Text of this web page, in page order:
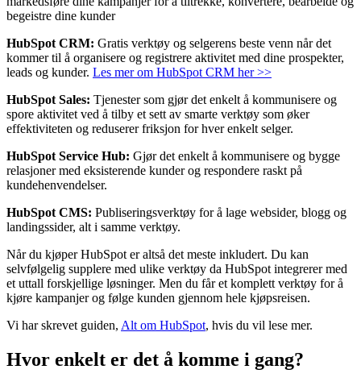
begeistre dine kunder
HubSpot CRM: Gratis verktøy og selgerens beste venn når det
kommer til å organisere og registrere aktivitet med dine prospekter,
leads og kunder. Les mer om HubSpot CRM her >>
HubSpot Sales: Tjenester som gjør det enkelt å kommunisere og
spore aktivitet ved å tilby et sett av smarte verktøy som øker
effektiviteten og reduserer friksjon for hver enkelt selger.
HubSpot Service Hub: Gjør det enkelt å kommunisere og bygge
relasjoner med eksisterende kunder og respondere raskt på
kundehenvendelser.
HubSpot CMS: Publiseringsverktøy for å lage websider, blogg og
landingssider, alt i samme verktøy.
Når du kjøper HubSpot er altså det meste inkludert. Du kan
selvfølgelig supplere med ulike verktøy da HubSpot integrerer med
et uttall forskjellige løsninger. Men du får et komplett verktøy for å
kjøre kampanjer og følge kunden gjennom hele kjøpsreisen.
Vi har skrevet guiden, Alt om HubSpot, hvis du vil lese mer.
Hvor enkelt er det å komme i gang?